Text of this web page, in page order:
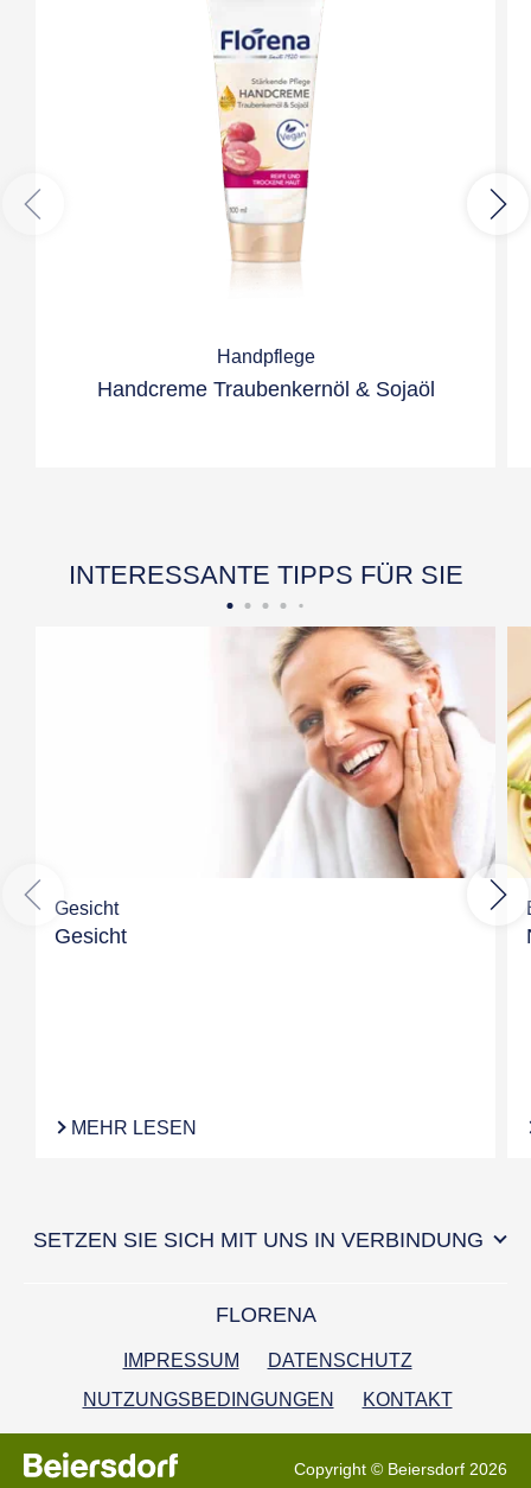
Handpflege
Handcreme Traubenkernöl & Sojaöl
INTERESSANTE TIPPS FÜR SIE
Gesicht
Gesicht
MEHR LESEN
FLORENA
IMPRESSUM
DATENSCHUTZ
NUTZUNGSBEDINGUNGEN
KONTAKT
SETZEN SIE SICH MIT UNS IN VERBINDUNG
Copyright © Beiersdorf 2026